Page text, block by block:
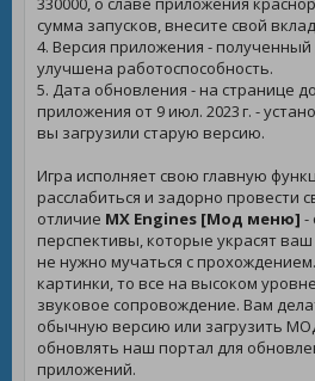
сумма запусков, внесите свой
4. Версия приложения - полученный
улучшена работоспособность.
5. Дата обновления - на странице
приложения от 9 июл. 2023 г. -
вы загрузили старую версию.
Игра исполняет свою главную
расслабиться и задорно провести
отличие MX Engines [Мод меню] -
перспективы, которые украсят
не нужно мучаться с
картинки, то все на высоком
звуковое сопровождение. Вам
обычную версию или загрузить
обновлять наш портал для
приложений.